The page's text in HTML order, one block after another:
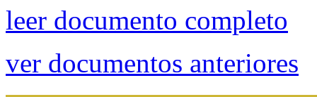
leer documento completo
ver documentos anteriores